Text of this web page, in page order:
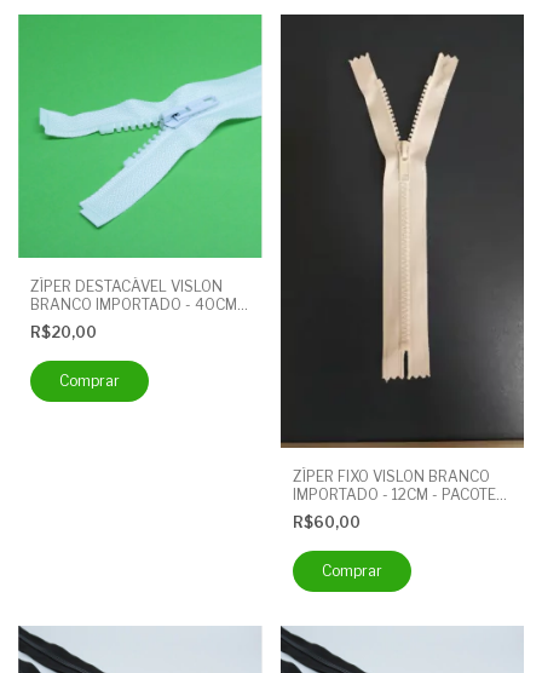
ZÍPER DESTACÁVEL VISLON
BRANCO IMPORTADO - 40CM -
PACOTE COM 10 UNIDADES
R$20,00
ZÍPER FIXO VISLON BRANCO
IMPORTADO - 12CM - PACOTE
COM 100 UNIDADES
R$60,00